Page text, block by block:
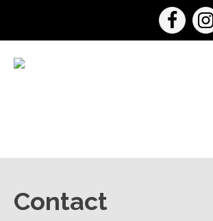
Contact